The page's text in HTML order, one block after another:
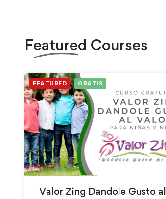
Featured Courses
FEATURED GRATIS
Valor Zing Dandole Gusto al